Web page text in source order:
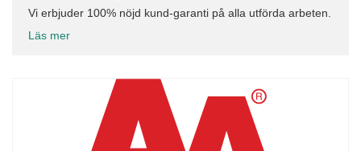
Vi erbjuder 100% nöjd kund-garanti på alla utförda arbeten.
Läs mer